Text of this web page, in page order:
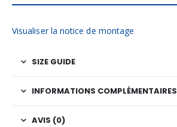
Visualiser la notice de montage
SIZE GUIDE
INFORMATIONS COMPLÉMENTAIRES
AVIS (0)